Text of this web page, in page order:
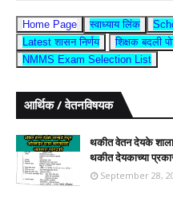
Home Page स्वाध्याय लिंक
Latest शासन निर्णय
शिक्षक बदली
NMMS Exam Selection List
आर्थिक / वेतनविषयक
थकीत वेतन देयके
थकीत देयकाच्या
September 28,